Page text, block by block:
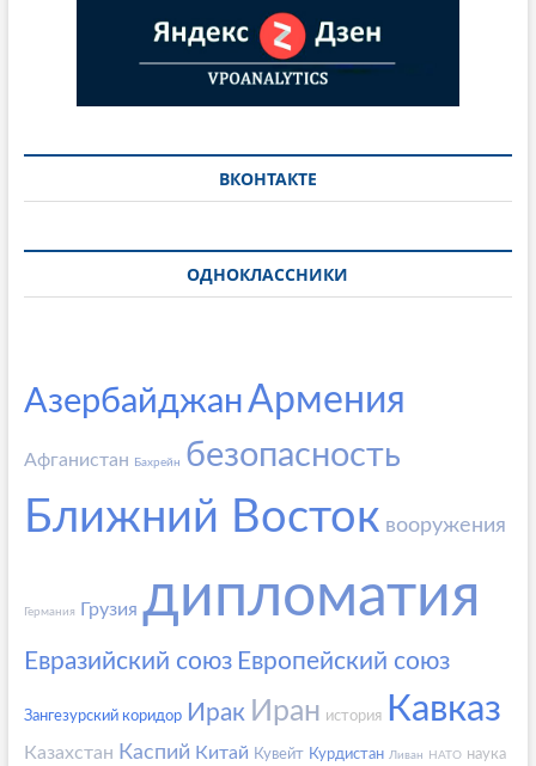
ВКОНТАКТЕ
ОДНОКЛАССНИКИ
АзербайджанАрмения
Афганистан Бахрейн безопасность
Ближний Восток вооружения
Германия Грузия дипломатия
Евразийский союз Европейский союз
Зангезурский коридор Ирак Иран история Кавказ
Казахстан Каспий Китай Кувейт Курдистан Ливан НАТО наука